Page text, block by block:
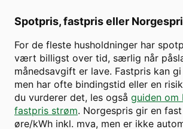
Spotpris, fastpris eller
For de fleste husholdninger har
vært billigst over tid, særlig når
månedsavgift er lave. Fastpris kan
men har ofte bindingstid eller en
du vurderer det, les også guiden om
fastpris strøm. Norgespris gir en
øre/kWh inkl. mva, men er ikke